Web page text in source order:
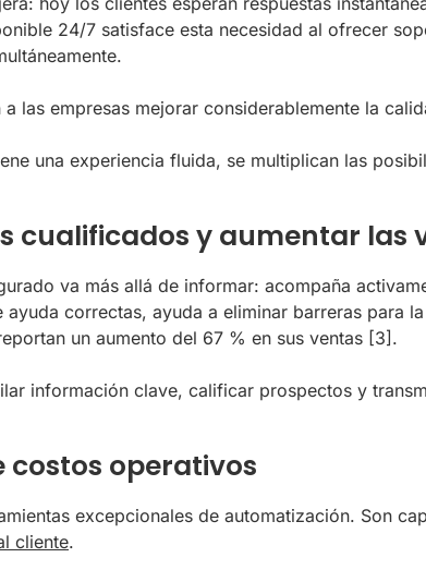
24/7 satisface esta necesidad al ofrecer
las empresas mejorar considerablemente la
una experiencia fluida, se multiplican las
cualificados y aumentar las
va más allá de informar: acompaña
correctas, ayuda a eliminar barreras para
un aumento del 67 % en sus ventas [3] .
información clave, calificar prospectos y
costos operativos
excepcionales de automatización. Son
cliente.